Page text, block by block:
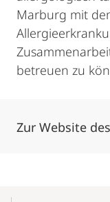
Marburg mit
betreuen zu
Zur Website